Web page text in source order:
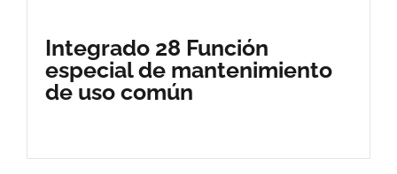
Integrado 28 Función
especial de mantenimiento
de uso común